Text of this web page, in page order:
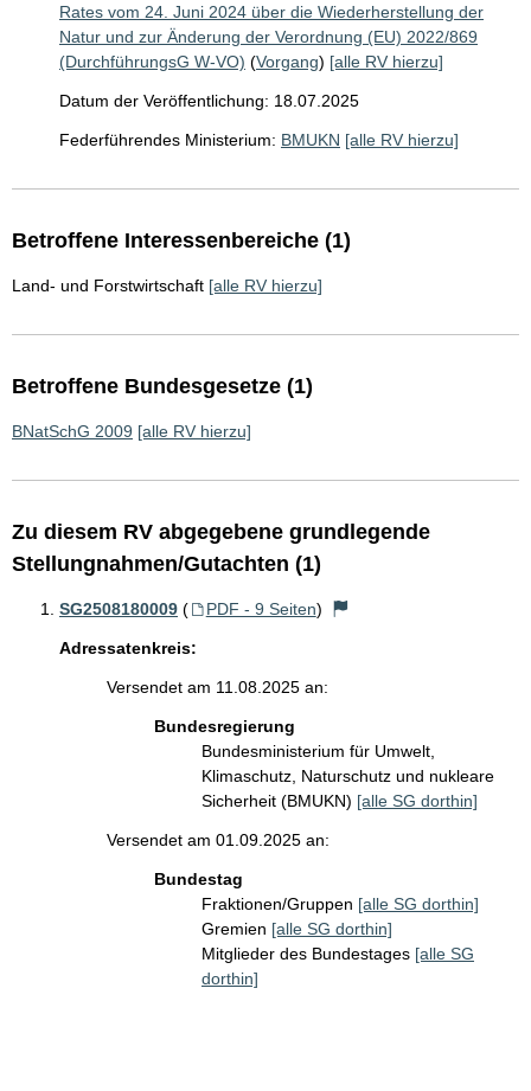
Rates vom 24. Juni 2024 über die Wiederherstellung der
Natur und zur Änderung der Verordnung (EU) 2022/869
(DurchführungsG W-VO) (Vorgang) [alle RV hierzu]
Datum der Veröffentlichung: 18.07.2025
Federführendes Ministerium: BMUKN [alle RV hierzu]
Betroffene Interessenbereiche (1)
Land- und Forstwirtschaft [alle RV hierzu]
Betroffene Bundesgesetze (1)
BNatSchG 2009 [alle RV hierzu]
Zu diesem RV abgegebene grundlegende
Stellungnahmen/Gutachten (1)
SG2508180009 ( PDF - 9 Seiten)
Adressatenkreis:
Versendet am 11.08.2025 an:
Bundesregierung
Bundesministerium für Umwelt,
Klimaschutz, Naturschutz und nukleare
Sicherheit (BMUKN) [alle SG dorthin]
Versendet am 01.09.2025 an:
Bundestag
Fraktionen/Gruppen [alle SG dorthin]
Gremien [alle SG dorthin]
Mitglieder des Bundestages [alle SG
dorthin]